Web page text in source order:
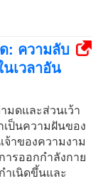
: ความลับ
เวลาอัน
มดและส่วนเว้า
ป็นความฝันของ
จ้าของความงาม
ารออกกำลังกาย
ำเนิดขึ้นและ